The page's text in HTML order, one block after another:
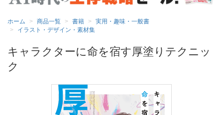
ホーム 商品一覧 書籍
実用・趣味・一般書
イラスト・デザイン・素材集
キャラクターに命を宿す厚塗りテクニッ
ク